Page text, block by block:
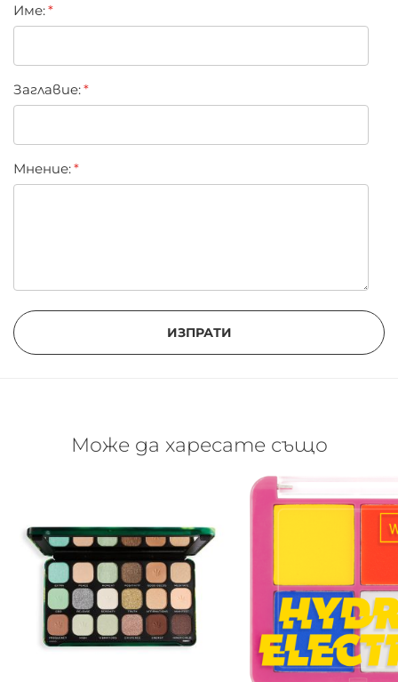
star
stars
stars
stars
stars
Име:
Заглавиe:
Мнение:
ИЗПРАТИ
Може да харесате също